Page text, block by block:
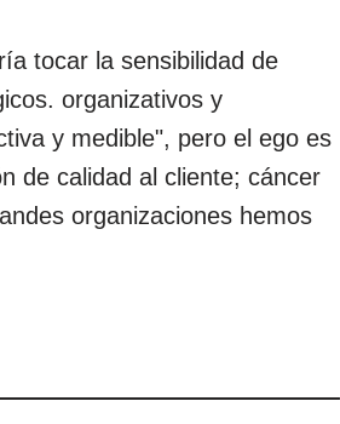
tocar la sensibilidad de
organizativos y
y medible", pero el ego es
de calidad al cliente; cáncer
organizaciones hemos